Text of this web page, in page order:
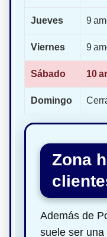
Jueves 9
Viernes 9
Sábado 10
Domingo
Zona
Además de
suele ser